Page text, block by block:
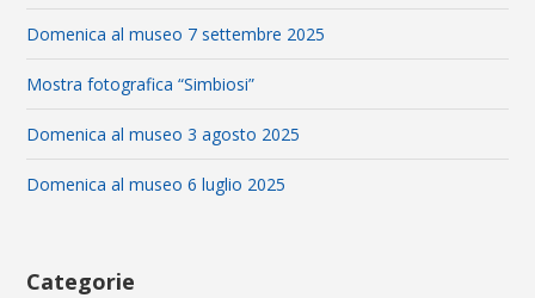
Domenica al museo 7 settembre 2025
Mostra fotografica “Simbiosi”
Domenica al museo 3 agosto 2025
Domenica al museo 6 luglio 2025
Categorie